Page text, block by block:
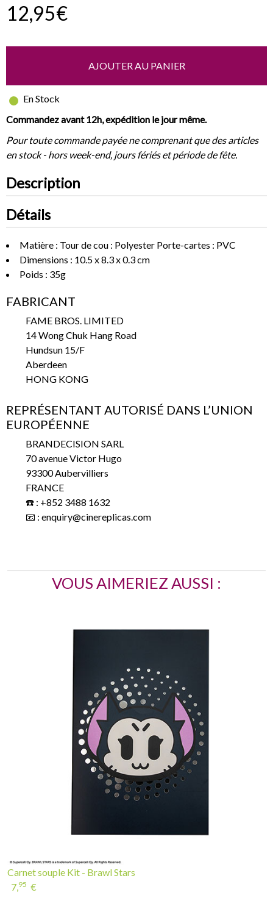
12,95€
AJOUTER AU PANIER
En Stock
Commandez avant 12h, expédition le jour même.
Pour toute commande payée ne comprenant que des articles
en stock - hors week-end, jours fériés et période de fête.
Description
Détails
Matière : Tour de cou : Polyester Porte-cartes : PVC
Dimensions : 10.5 x 8.3 x 0.3 cm
Poids : 35g
FABRICANT
FAME BROS. LIMITED
14 Wong Chuk Hang Road
Hundsun 15/F
Aberdeen
HONG KONG
REPRÉSENTANT AUTORISÉ DANS L’UNION
EUROPÉENNE
BRANDECISION SARL
70 avenue Victor Hugo
93300 Aubervilliers
FRANCE
☎️ : +852 3488 1632
📧 : enquiry@cinereplicas.com
VOUS AIMERIEZ AUSSI :
Carnet souple Kit - Brawl Stars
7,95 €